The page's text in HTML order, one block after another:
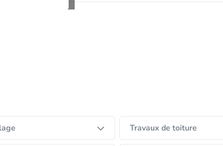
Travaux de toiture